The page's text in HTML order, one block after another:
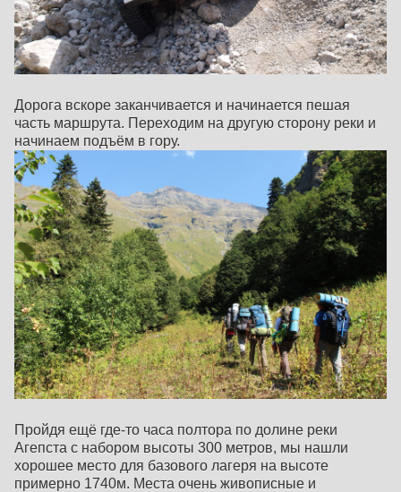
Дорога вскоре заканчивается и начинается пешая
часть маршрута. Переходим на другую сторону реки и
начинаем подъём в гору.
Пройдя ещё где-то часа полтора по долине реки
Агепста с набором высоты 300 метров, мы нашли
хорошее место для базового лагеря на высоте
примерно 1740м. Места очень живописные и